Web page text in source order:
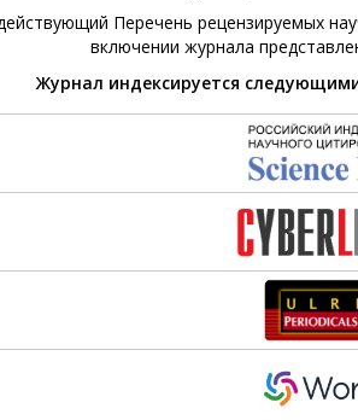
Перечень рецензируемых
включении журнала
Журнал индексируется